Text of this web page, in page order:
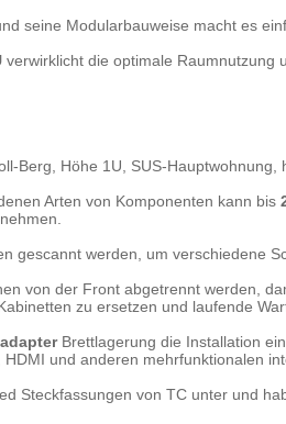
seine Modularbauweise macht es
verwirklicht die optimale Raumnutzung
Berg, Höhe 1U, SUS-
Arten von Komponenten kann bis
gescannt werden, um verschiedene
von der Front abgetrennt werden,
zu ersetzen und laufende
Brettlagerung die Installation
und anderen mehrfunktionalen
Steckfassungen von TC unter und